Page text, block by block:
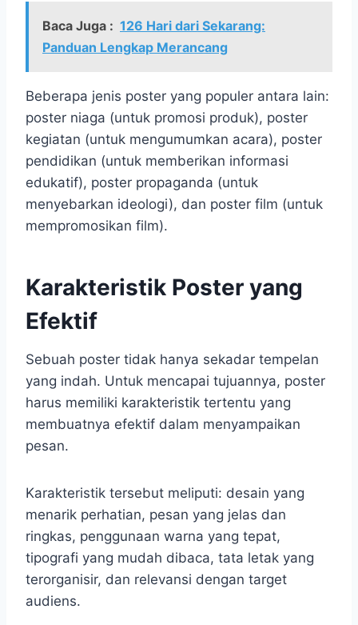
Baca Juga : 126 Hari dari Sekarang:
Panduan Lengkap Merancang
Beberapa jenis poster yang populer antara lain:
poster niaga (untuk promosi produk), poster
kegiatan (untuk mengumumkan acara), poster
pendidikan (untuk memberikan informasi
edukatif), poster propaganda (untuk
menyebarkan ideologi), dan poster film (untuk
mempromosikan film).
Karakteristik Poster yang
Efektif
Sebuah poster tidak hanya sekadar tempelan
yang indah. Untuk mencapai tujuannya, poster
harus memiliki karakteristik tertentu yang
membuatnya efektif dalam menyampaikan
pesan.
Karakteristik tersebut meliputi: desain yang
menarik perhatian, pesan yang jelas dan
ringkas, penggunaan warna yang tepat,
tipografi yang mudah dibaca, tata letak yang
terorganisir, dan relevansi dengan target
audiens.